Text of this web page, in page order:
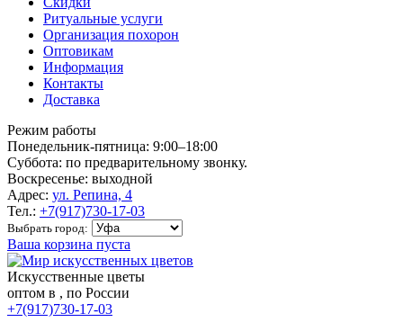
Ритуальные услуги
Организация похорон
Оптовикам
Информация
Контакты
Доставка
Режим работы
Понедельник-пятница: 9:00–18:00
Суббота: по предварительному звонку.
Воскресенье: выходной
Адрес: ул. Репина, 4
Тел.: +7(917)730-17-03
Выбрать город:
Ваша корзина пуста
Искусственные цветы
оптом в , по России
+7(917)730-17-03